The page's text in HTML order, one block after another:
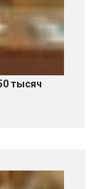
тысяч